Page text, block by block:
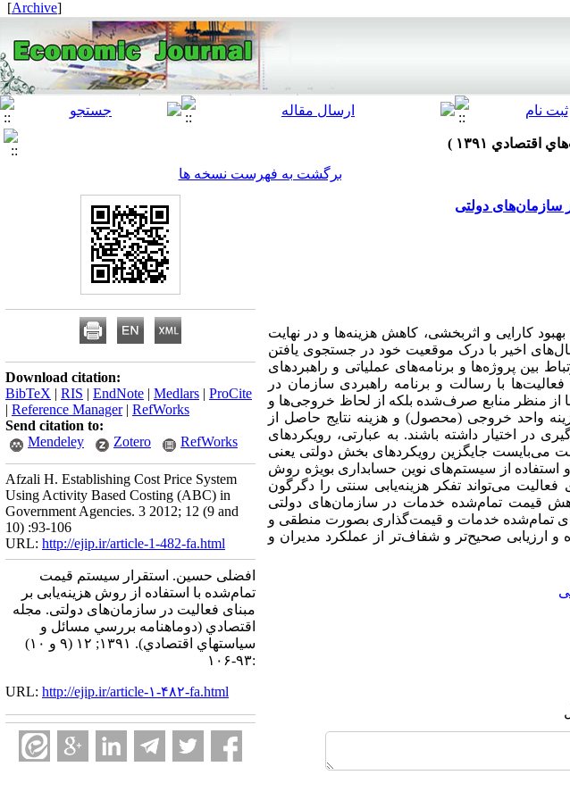
[
Archive
]
برگشت به فهرست نسخه ها
سازمان‌های دولتی
کارایی و اثربخشی،‌ کاهش هزینه‌ها و در نهایت
اخیر با درک موقعیت خود در جستجوی یافتن
بین پروژه‌ها و برنامه‌های عملیاتی و راهبرد‌های
با رسالت و برنامه راهبردی سازمان در
از منظر منابع صرف‌شده بلکه از لحاظ خروجی‌ها و
واحد خروجی (محصول) و هزینه نتایج حاصل از
در اختیار داشته باشند. به عبارتی، رویکردهای
جایگزین رویکردهای بخش دولتی یعنی
استفاده از سیستم‌های نوین حسابداری بویژه روش
فعالیت می‌تواند تفکر هزینه‌یابی سنتی را دگرگون
قیمت ‌تمام‌شده خدمات در سازمان‌های دولتی
تمام‌شده خدمات و قیمت‌گذاری بصورت منطقی و
و ارزیابی صحیح‌تر و شفاف‌تر از عملکرد مدیران و
Download citation:
BibTeX | RIS | EndNote | Medlars | ProCite
| Reference Manager| RefWorks
Send citation to:
Mendeley
Zotero RefWorks
Afzali H. Establishing Cost Price System
Using Activity Based Costing (ABC) in
Government Agencies. 3 2012; 12 (9 and
10) :93-106
URL: http://ejip.ir/article-1-482-fa.html
افضلی حسین. استقرار سیستم قیمت
تمام‌شده با استفاده از روش هزینه‌یابی بر
مبنای فعالیت در سازمان‌های دولتی. مجله
اقتصادي (دوماهنامه بررسي مسائل و
سياستهاي اقتصادي). ۱۳۹۱; ۱۲ (۹ و ۱۰)
:۹۳-۱۰۶
URL: http://ejip.ir/article-۱-۴۸۲-fa.html